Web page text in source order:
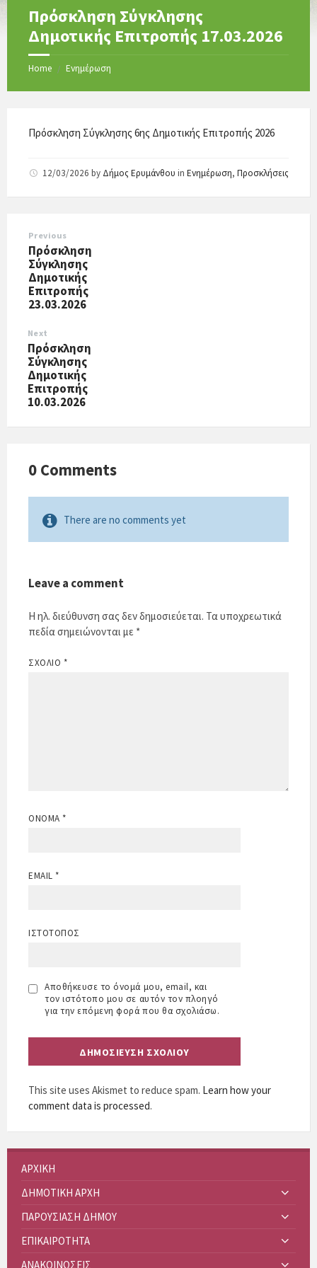
Πρόσκληση Σύγκλησης
Δημοτικής Επιτροπής 17.03.2026
Home / Ενημέρωση
Πρόσκληση Σύγκλησης 6ης Δημοτικής Επιτροπής 2026
12/03/2026 by Δήμος Ερυμάνθου in Ενημέρωση, Προσκλήσεις
Previous
Πρόσκληση
Σύγκλησης
Δημοτικής
Επιτροπής
23.03.2026
Next
Πρόσκληση
Σύγκλησης
Δημοτικής
Επιτροπής
10.03.2026
0 Comments
There are no comments yet
Leave a comment
Η ηλ. διεύθυνση σας δεν δημοσιεύεται. Τα υποχρεωτικά
πεδία σημειώνονται με *
ΣΧΌΛΙΟ *
ΌΝΟΜΑ *
EMAIL *
ΙΣΤΌΤΟΠΟΣ
Αποθήκευσε το όνομά μου, email, και
τον ιστότοπο μου σε αυτόν τον πλοηγό
για την επόμενη φορά που θα σχολιάσω.
This site uses Akismet to reduce spam. Learn how your
comment data is processed.
ΑΡΧΙΚΗ
ΔΗΜΟΤΙΚΗ ΑΡΧΗ
ΠΑΡΟΥΣΙΑΣΗ ΔΗΜΟΥ
ΕΠΙΚΑΙΡΟΤΗΤΑ
ΑΝΑΚΟΙΝΩΣΕΙΣ